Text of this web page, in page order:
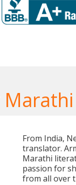
From India,
translator.
Marathi
passion for
from all over